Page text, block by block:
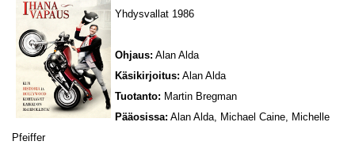
Yhdysvallat 1986
Ohjaus: Alan Alda
Käsikirjoitus: Alan Alda
Tuotanto: Martin Bregman
Pääosissa: Alan Alda, Michael Caine, Michelle
Pfeiffer